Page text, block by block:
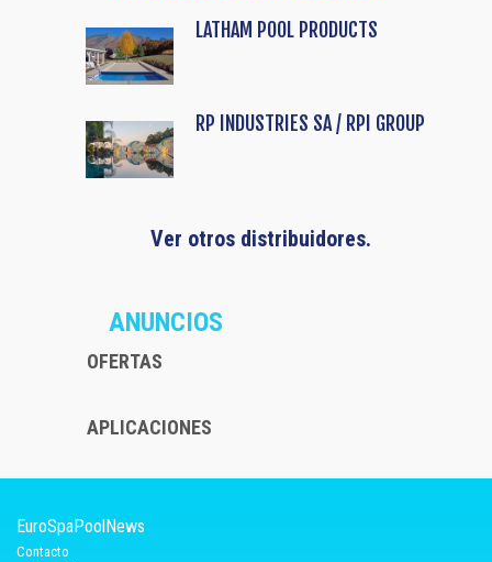
LATHAM POOL PRODUCTS
RP INDUSTRIES SA / RPI GROUP
Ver otros distribuidores.
ANUNCIOS
OFERTAS
APLICACIONES
EuroSpaPoolNews
Contacto